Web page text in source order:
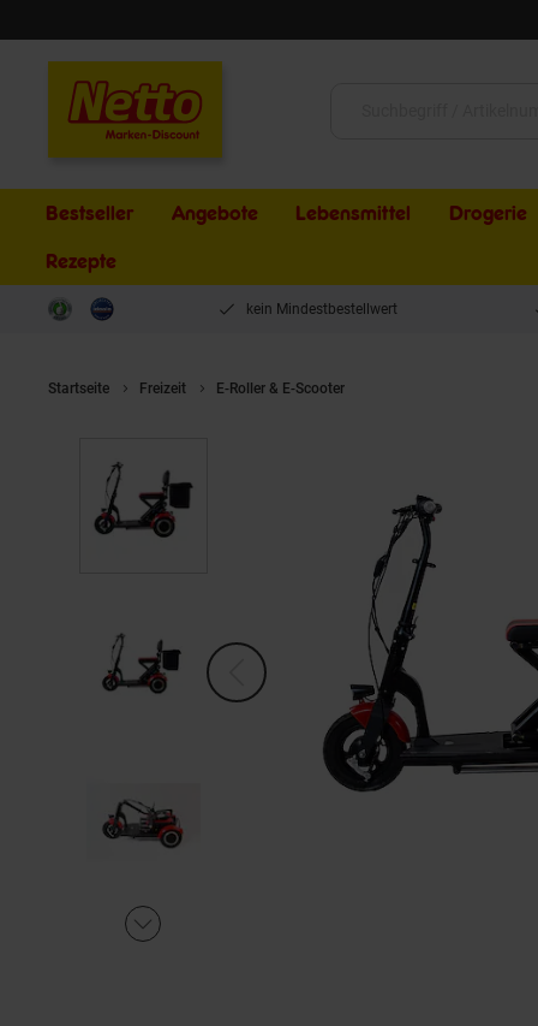
Bestseller Angebote Lebensmittel Drogerie
Rezepte
kein Mindestbestellwert
Startseite Freizeit E-Roller & E-Scooter